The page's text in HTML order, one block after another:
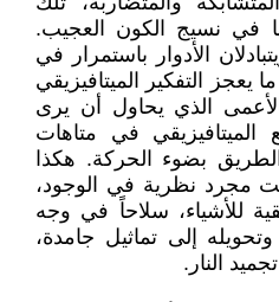
في نسيج الكون العجيب.
الأدوار باستمرار في
يعجز التفكير الميتافيزيقي
الذي يحاول أن يرى
في متاهات
الطريق بضوء الحركة. هكذا
مجرد نظرية في الوجود،
للأشياء، سلاحاً في وجه
إلى تماثيل جامدة،
النار.